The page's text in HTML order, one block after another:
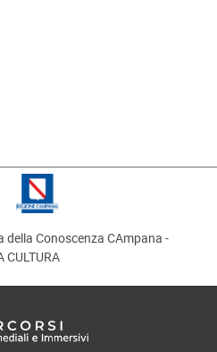
della Conoscenza CAmpana -
CULTURA